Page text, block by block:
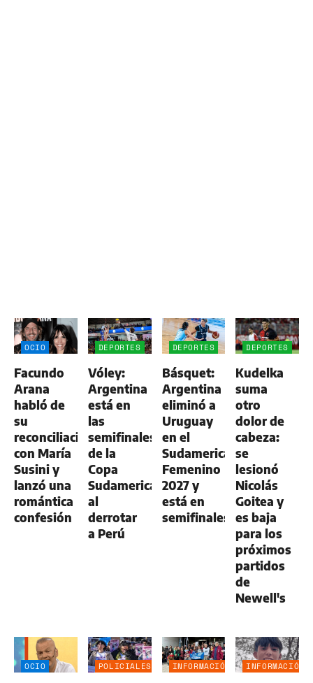
OCIO
Facundo
Arana
habló de
su
reconciliación
con María
Susini y
lanzó una
romántica
confesión
DEPORTES
Vóley:
Argentina
está en
las
semifinales
de la
Copa
Sudamericana
al
derrotar
a Perú
DEPORTES
Básquet:
Argentina
eliminó a
Uruguay
en el
Sudamericano
Femenino
2027 y
está en
semifinales
DEPORTES
Kudelka
suma
otro
dolor de
cabeza:
se
lesionó
Nicolás
Goitea y
es baja
para los
próximos
partidos
de
Newell's
OCIO POLICIALES
INFORMACIÓN
INFORMACIÓN